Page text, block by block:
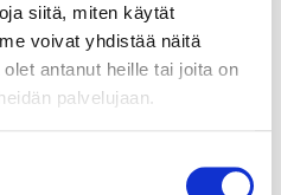
siitä, miten käytät
voivat yhdistää näitä
antanut heille tai joita on
palvelujaan.